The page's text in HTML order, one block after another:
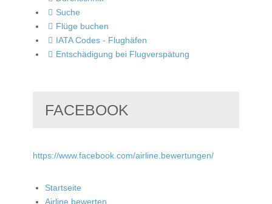
Suche
Flüge buchen
IATA Codes - Flughäfen
Entschädigung bei Flugverspätung
FACEBOOK
https://www.facebook.com/airline.bewertungen/
Startseite
Airline bewerten